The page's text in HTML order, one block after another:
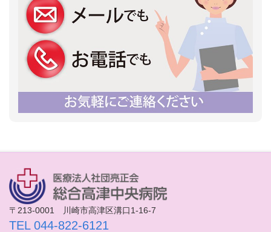
〒213-0001 川崎市高津区溝口1-16-7
TEL 044-822-6121